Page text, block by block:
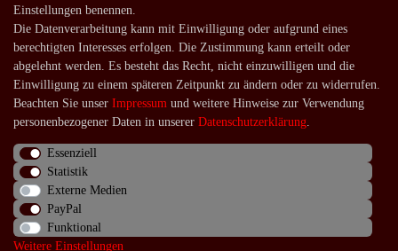
Service
Kontakt
Häufige Fragen
Über uns
Impressum
Einstellungen benennen.
Die Datenverarbeitung kann mit Einwilligung oder aufgrund eines
berechtigten Interesses erfolgen. Die Zustimmung kann erteilt oder
abgelehnt werden. Es besteht das Recht, nicht einzuwilligen und die
Einwilligung zu einem späteren Zeitpunkt zu ändern oder zu widerrufen.
Beachten Sie unser Impressum und weitere Hinweise zur Verwendung
personenbezogener Daten in unserer Daten­schutz­erklärung.
Essenziell
Statistik
Externe Medien
PayPal
Funktional
Weitere Einstellungen